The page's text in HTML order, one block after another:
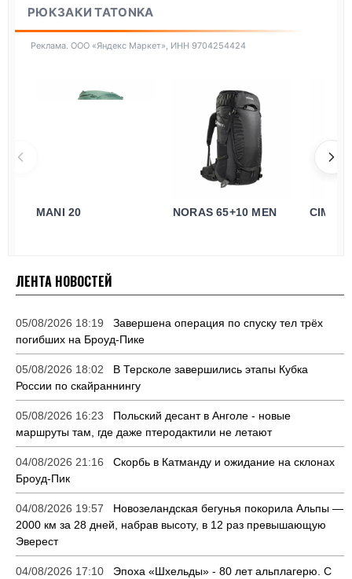
РЮКЗАКИ TATONKA
Реклама. ООО «Яндекс Маркет», ИНН 9704254424
MANI 20 NORAS 65+10 MEN CIMA
ЛЕНТА НОВОСТЕЙ
05/08/2026 18:19
Завершена операция по спуску тел трёх
погибших на Броуд-Пике
05/08/2026 18:02
В Терсколе завершились этапы Кубка
России по скайраннингу
05/08/2026 16:23
Польский десант в Анголе - новые
маршруты там, где даже птеродактили не летают
04/08/2026 21:16
Скорбь в Катманду и ожидание на склонах
Броуд-Пик
04/08/2026 19:57
Новозеландская бегунья покорила Альпы —
2000 км за 28 дней, набрав высоту, в 12 раз превышающую
Эверест
04/08/2026 17:10
Эпоха «Шхельды» - 80 лет альплагерю. С